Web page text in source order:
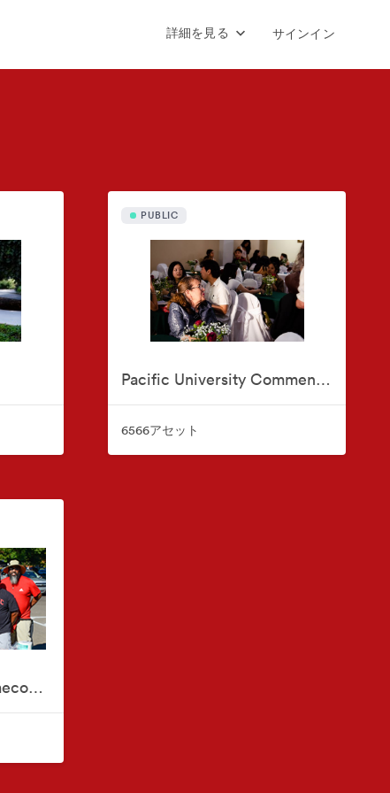
詳細を見る サインイン
PUBLIC
Pacific University Commencements
6566アセット
Pacific University Homecoming, Family Weekend & Reunions